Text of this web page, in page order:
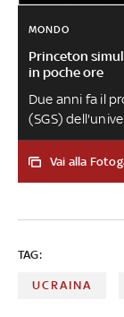
MONDO
Princeton
in poche ore
Due anni fa il
(SGS)
scenario in tre
americani
Vai alla
TAG:
UCRAINA